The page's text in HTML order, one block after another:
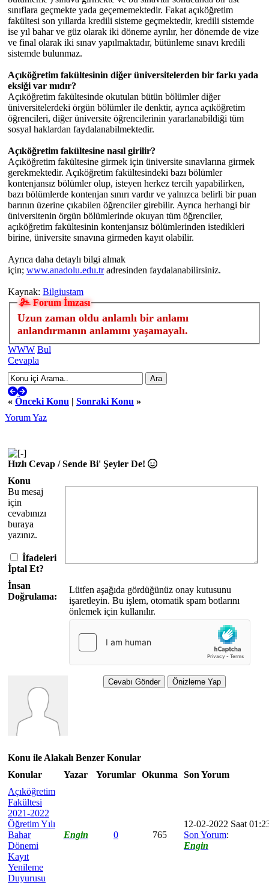
sınıflara geçmekte yada geçememektedir. Fakat açıköğretim
fakültesi son yıllarda kredili sisteme geçmektedir, kredili sistemde
ise yıl bahar ve güz olarak iki döneme ayrılır, her dönemde de vize
ve final olarak iki sınav yapılmaktadır, bütünleme sınavı kredili
sistemde bulunmaz.
Açıköğretim fakültesinin diğer üniversitelerden bir farkı yada
eksiği var mıdır?
Açıköğretim fakültesinde okutulan bütün bölümler diğer
üniversitelerdeki örgün bölümler ile denktir, ayrıca açıköğretim
öğrencileri, diğer üniversite öğrencilerinin yararlanabildiği tüm
sosyal haklardan faydalanabilmektedir.
Açıköğretim fakültesine nasıl girilir?
Açıköğretim fakültesine girmek için üniversite sınavlarına girmek
gerekmektedir. Açıköğretim fakültesindeki bazı bölümler
kontenjansız bölümler olup, isteyen herkez tercih yapabilirken,
bazı bölümlerde kontenjan sınırı vardır ve yalnızca belirli bir puan
barının üzerine çıkabilen öğrenciler girebilir. Ayrıca herhangi bir
üniversitenin örgün bölümlerinde okuyan tüm öğrenciler,
açıköğretim fakültesinin kontenjansız bölümlerinden istedikleri
birine, üniversite sınavına girmeden kayıt olabilir.
Ayrıca daha detaylı bilgi almak
için; www.anadolu.edu.tradresinden faydalanabilirsiniz.
Kaynak: Bilgiustam
Forum İmzası
Uzun zaman oldu anlamlı bir anlamı
anlandırmanın anlamını yaşamayalı.
WWW Bul
Cevapla
« Önceki Konu | Sonraki Konu »
Yorum Yaz
Hızlı Cevap / Sende Bi' Şeyler De!
Konu
Bu mesaj
için
cevabınızı
buraya
yazınız.
İfadeleri
İptal Et?
İnsan
Doğrulama:
Lütfen aşağıda gördüğünüz onay kutusunu
işaretleyin. Bu işlem, otomatik spam botlarını
önlemek için kullanılır.
Konu ile Alakalı Benzer Konular
Konular
Yazar Yorumlar Okunma
Son Yorum
Açıköğretim
Fakültesi
2021-2022
Öğretim Yılı
Bahar
Dönemi
Kayıt
Yenileme
Duyurusu
Engin 0 765
12-02-2022 Saat
Son Yorum:
Engin